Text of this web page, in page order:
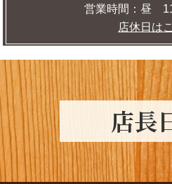
店休日は
MAP
店舗までの道
トップページ
営業時間： 昼
店休日は
店⾧